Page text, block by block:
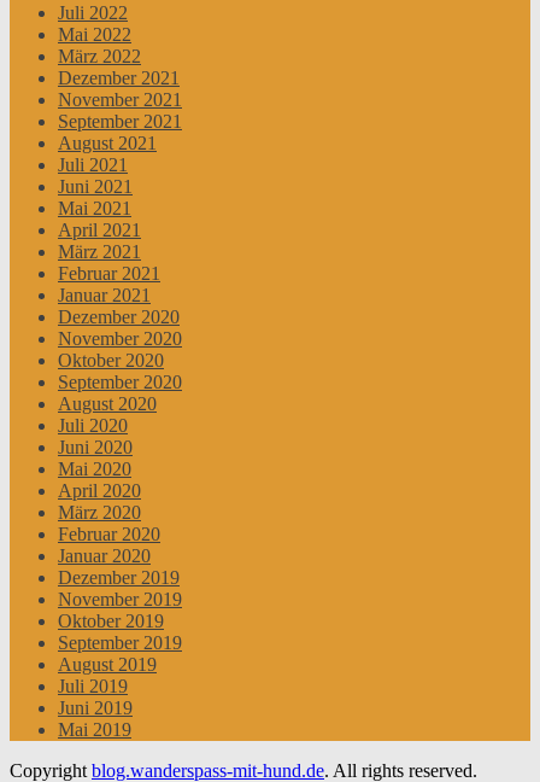
Juli 2022
Mai 2022
März 2022
Dezember 2021
November 2021
September 2021
August 2021
Juli 2021
Juni 2021
Mai 2021
April 2021
März 2021
Februar 2021
Januar 2021
Dezember 2020
November 2020
Oktober 2020
September 2020
August 2020
Juli 2020
Juni 2020
Mai 2020
April 2020
März 2020
Februar 2020
Januar 2020
Dezember 2019
November 2019
Oktober 2019
September 2019
August 2019
Juli 2019
Juni 2019
Mai 2019
Copyright blog.wanderspass-mit-hund.de. All rights reserved.